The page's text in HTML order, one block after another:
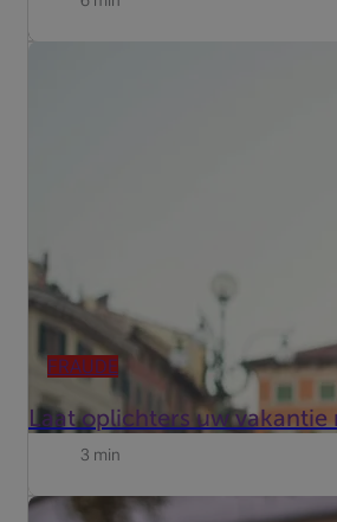
FRAUDE
Laat oplichters uw vakantie
3 min
Een restaurantrekening delen, een